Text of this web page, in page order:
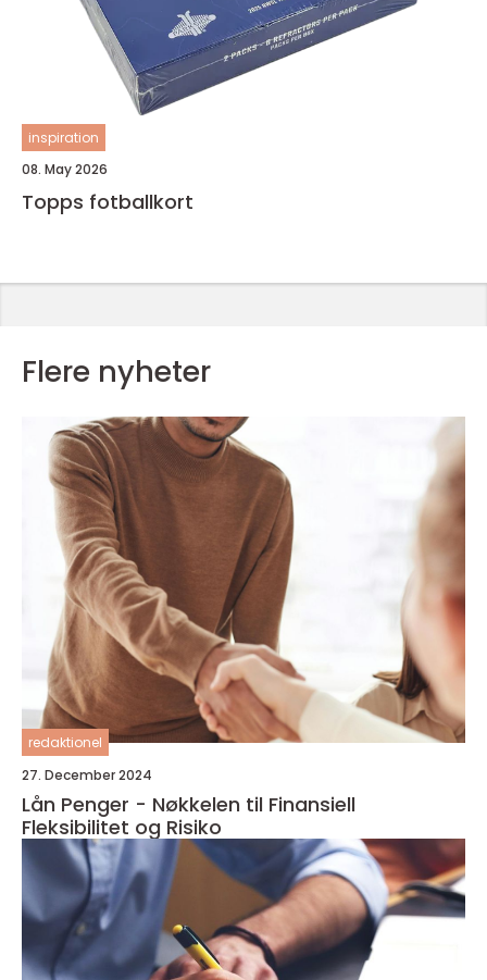
inspiration
08. May 2026
Topps fotballkort
Flere nyheter
redaktionel
27. December 2024
Lån Penger - Nøkkelen til Finansiell
Fleksibilitet og Risiko